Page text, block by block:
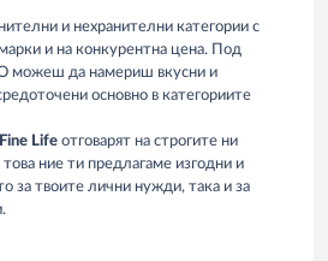
и нехранителни категории с
и на конкурентна цена. Под
можеш да намериш вкусни и
основно в категориите
Fine Life отговарят на строгите ни
това ние ти предлагаме изгодни и
за твоите лични нужди, така и за